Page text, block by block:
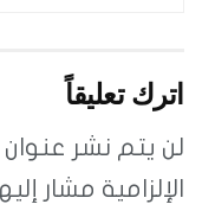
اترك تعليقاً
لن يتم نشر عنوان
الإلزامية مشار